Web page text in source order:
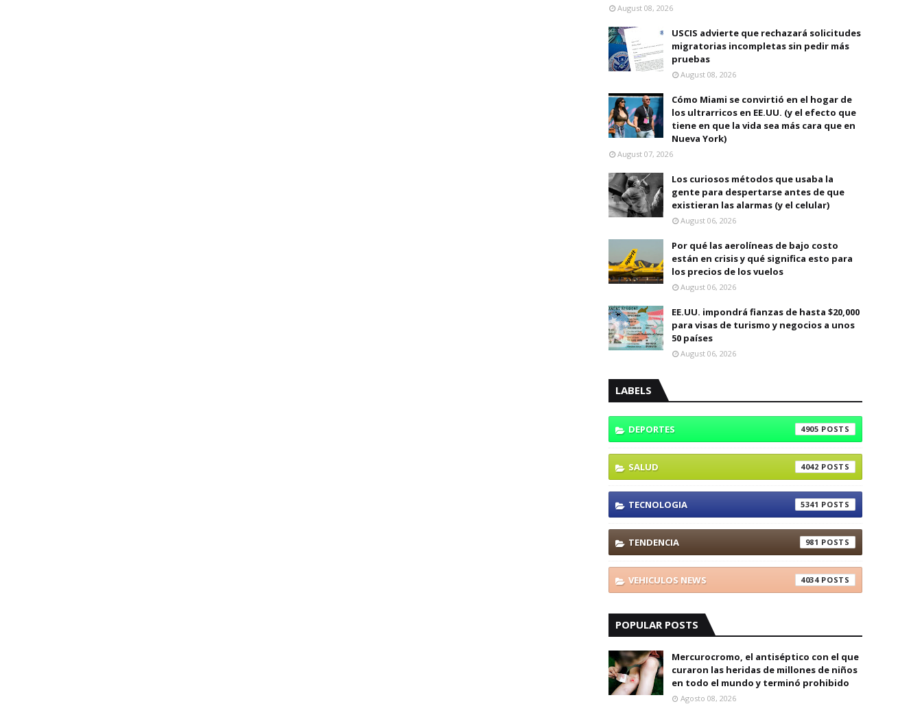
August 08, 2026
USCIS advierte que rechazará solicitudes
migratorias incompletas sin pedir más
pruebas
August 08, 2026
Cómo Miami se convirtió en el hogar de
los ultrarricos en EE.UU. (y el efecto que
tiene en que la vida sea más cara que en
Nueva York)
August 07, 2026
Los curiosos métodos que usaba la
gente para despertarse antes de que
existieran las alarmas (y el celular)
August 06, 2026
Por qué las aerolíneas de bajo costo
están en crisis y qué significa esto para
los precios de los vuelos
August 06, 2026
EE.UU. impondrá fianzas de hasta $20,000
para visas de turismo y negocios a unos
50 países
August 06, 2026
LABELS
DEPORTES 4905
SALUD 4042
TECNOLOGIA 5341
TENDENCIA 981
VEHICULOS NEWS 4034
POPULAR POSTS
Mercurocromo, el antiséptico con el que
curaron las heridas de millones de niños
en todo el mundo y terminó prohibido
Agosto 08, 2026